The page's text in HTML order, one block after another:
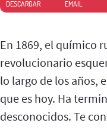
DESCARGAR EMAIL
En 1869, el químico
revolucionario
lo largo de los años,
que es hoy. Ha
desconocidos. Te